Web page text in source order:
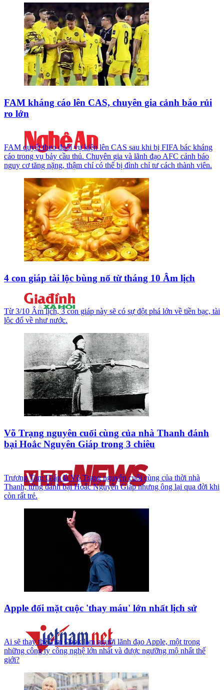
FAM kháng cáo lên CAS, chuyên gia cảnh báo rủi
ro lớn
FAM quyết theo đuổi vụ kiện lên CAS sau khi bị FIFA bác kháng
cáo trong vụ bảy cầu thủ. Chuyên gia và lãnh đạo AFC cảnh báo
nguy cơ tăng nặng, thậm chí có thể bị đình chỉ tư cách thành viên.
4 con giáp tài lộc bùng nổ từ tháng 10 Âm lịch
Từ 3/10 Âm lịch, 3 con giáp này sẽ có sự đột phá lớn về tiền bạc, tài
lộc đổ về như nước.
Võ Trạng nguyên cuối cùng của nhà Thanh đánh
bại Hoắc Nguyên Giáp trong 3 chiêu
Trương Tam Giáp là Võ Trạng nguyên cuối cùng của thời nhà
Thanh, từng đánh bại Hoắc Nguyên Giáp nhưng ông lại qua đời khi
còn rất trẻ.
Apple đối mặt cuộc 'thay máu' lớn nhất lịch sử
Ai sẽ thay thế Tim Cook làm người lãnh đạo Apple, một trong
những công ty công nghệ lớn nhất và được ngưỡng mộ nhất thế
giới?